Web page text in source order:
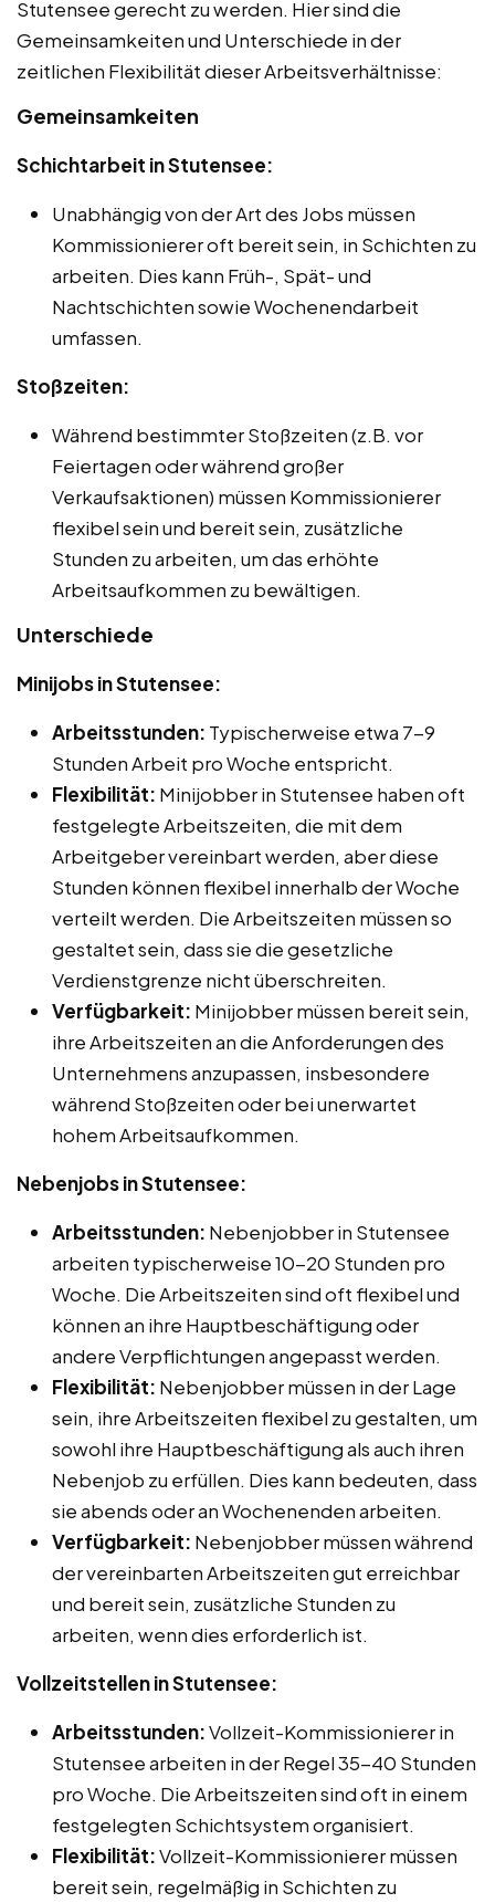
Stutensee gerecht zu werden. Hier sind die
Gemeinsamkeiten und Unterschiede in der
zeitlichen Flexibilität dieser Arbeitsverhältnisse:
Gemeinsamkeiten
Schichtarbeit in Stutensee:
Unabhängig von der Art des Jobs müssen
Kommissionierer oft bereit sein, in Schichten zu
arbeiten. Dies kann Früh-, Spät- und
Nachtschichten sowie Wochenendarbeit
umfassen.
Stoßzeiten:
Während bestimmter Stoßzeiten (z.B. vor
Feiertagen oder während großer
Verkaufsaktionen) müssen Kommissionierer
flexibel sein und bereit sein, zusätzliche
Stunden zu arbeiten, um das erhöhte
Arbeitsaufkommen zu bewältigen.
Unterschiede
Minijobs in Stutensee:
Arbeitsstunden: Typischerweise etwa 7-9
Stunden Arbeit pro Woche entspricht.
Flexibilität: Minijobber in Stutensee haben oft
festgelegte Arbeitszeiten, die mit dem
Arbeitgeber vereinbart werden, aber diese
Stunden können flexibel innerhalb der Woche
verteilt werden. Die Arbeitszeiten müssen so
gestaltet sein, dass sie die gesetzliche
Verdienstgrenze nicht überschreiten.
Verfügbarkeit: Minijobber müssen bereit sein,
ihre Arbeitszeiten an die Anforderungen des
Unternehmens anzupassen, insbesondere
während Stoßzeiten oder bei unerwartet
hohem Arbeitsaufkommen.
Nebenjobs in Stutensee:
Arbeitsstunden: Nebenjobber in Stutensee
arbeiten typischerweise 10-20 Stunden pro
Woche. Die Arbeitszeiten sind oft flexibel und
können an ihre Hauptbeschäftigung oder
andere Verpflichtungen angepasst werden.
Flexibilität: Nebenjobber müssen in der Lage
sein, ihre Arbeitszeiten flexibel zu gestalten, um
sowohl ihre Hauptbeschäftigung als auch ihren
Nebenjob zu erfüllen. Dies kann bedeuten, dass
sie abends oder an Wochenenden arbeiten.
Verfügbarkeit: Nebenjobber müssen während
der vereinbarten Arbeitszeiten gut erreichbar
und bereit sein, zusätzliche Stunden zu
arbeiten, wenn dies erforderlich ist.
Vollzeitstellen in Stutensee:
Arbeitsstunden:Vollzeit-Kommissionierer in
Stutensee arbeiten in der Regel 35-40 Stunden
pro Woche. Die Arbeitszeiten sind oft in einem
festgelegten Schichtsystem organisiert.
Flexibilität:Vollzeit-Kommissionierer müssen
bereit sein, regelmäßig in Schichten zu